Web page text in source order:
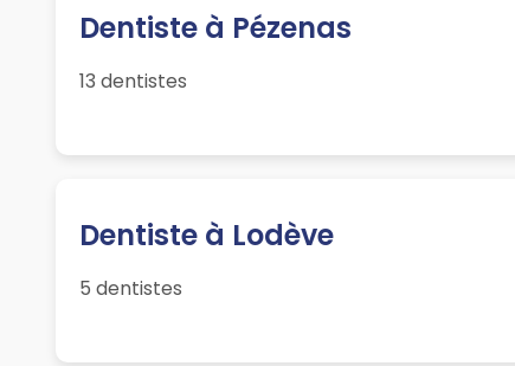
Dentiste à Pézenas
13 dentistes
Dentiste à Lodève
5 dentistes